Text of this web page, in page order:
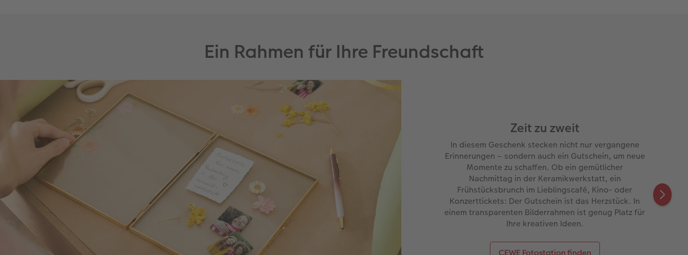
Ein Rahmen für Ihre Freundschaft
Zeit zu zweit
In diesem Geschenk stecken nicht nur vergangene
Erinnerungen – sondern auch ein Gutschein, um neue
Momente zu schaffen. Ob ein gemütlicher
Nachmittag in der Keramikwerkstatt, ein
Frühstücksbrunch im Lieblingscafé, Kino- oder
Konzerttickets: Der Gutschein ist das Herzstück. In
einem transparenten Bilderrahmen ist genug Platz für
Ihre kreativen Ideen.
CEWE Fotostation finden